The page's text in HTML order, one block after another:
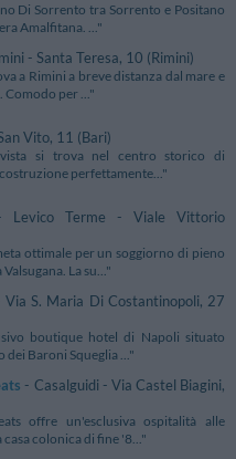
Di Sorrento tra Sorrento e Positano
Amalfitana. ..."
- Santa Teresa, 10 (Rimini)
a Rimini a breve distanza dal mare e
per ..."
Vito, 11 (Bari)
si trova nel centro storico di
perfettamente..."
Levico Terme - Viale Vittorio
ottimale per un soggiorno di pieno
La su..."
Via S. Maria Di Costantinopoli, 27
boutique hotel di Napoli situato
Baroni Squeglia ..."
- Casalguidi - Via Castel Biagini,
offre un'esclusiva ospitalità alle
colonica di fine '8..."